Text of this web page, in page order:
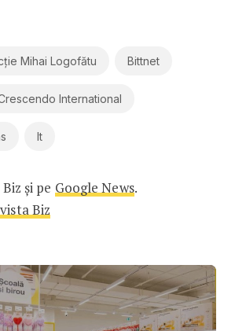
Mihai Logofătu Bittnet
International
It
și pe Google News.
Biz